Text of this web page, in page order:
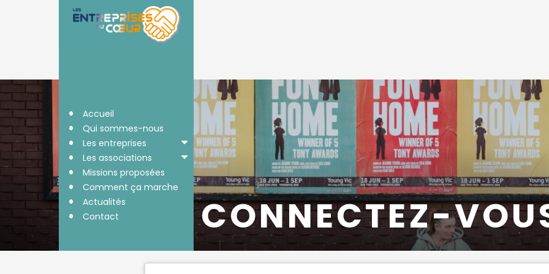
• Accueil
• Qui sommes-nous
• Les entreprises
• Les associations
• Missions proposées
• Comment ça marche
• Actualités
• Contact CONNECTEZ-